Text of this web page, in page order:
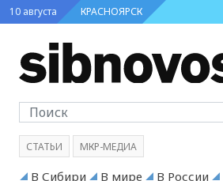
10 августа КРАСНОЯРСК
СТАТЬИ МКР-МЕДИА
В Сибири В мире В России